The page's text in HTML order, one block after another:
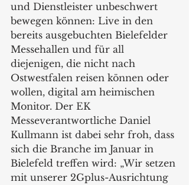
und Dienstleister unbeschwert
bewegen können: Live in den
bereits ausgebuchten Bielefelder
Messehallen und für all
diejenigen, die nicht nach
Ostwestfalen reisen können oder
wollen, digital am heimischen
Monitor. Der EK
Messeverantwortliche Daniel
Kullmann ist dabei sehr froh, dass
sich die Branche im Januar in
Bielefeld treffen wird: „Wir setzen
mit unserer 2Gplus-Ausrichtung